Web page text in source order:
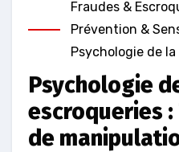
Fraudes &
Prévention &
Psychologie de
Psychologie
escroqueries
de